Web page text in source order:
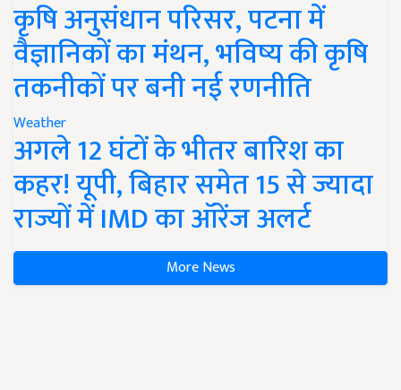
कृषि अनुसंधान परिसर, पटना में
वैज्ञानिकों का मंथन, भविष्य की कृषि
तकनीकों पर बनी नई रणनीति
Weather
अगले 12 घंटों के भीतर बारिश का
कहर! यूपी, बिहार समेत 15 से ज्यादा
राज्यों में IMD का ऑरेंज अलर्ट
More News